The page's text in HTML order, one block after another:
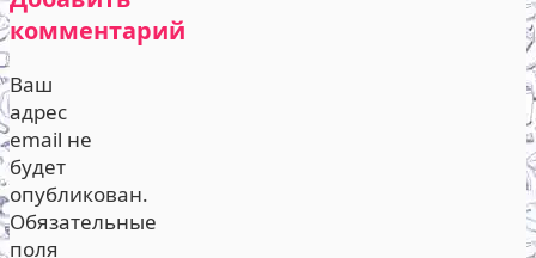
комментарий
Ваш
адрес
email не
будет
опубликован.
Обязательные
поля